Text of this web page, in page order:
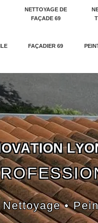
NETTOYAGE DE
FAÇADE 69
FAÇADIER 69
OVATION LYO
•